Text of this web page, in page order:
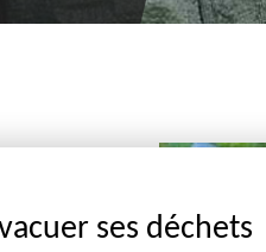
ses déchets